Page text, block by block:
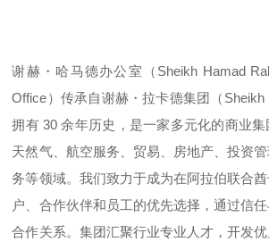
谢赫・哈马德办公室（Sheikh Hamad
Office）传承自谢赫・拉卡德集团（Sheikh
拥有 30 余年历史，是一家多元化的商业
天然气、航空服务、贸易、房地产、投资
务等领域。我们致力于成为在阿拉伯联合
户、合作伙伴和员工的优先选择，通过信
合作关系。集团汇聚行业专业人才，开发